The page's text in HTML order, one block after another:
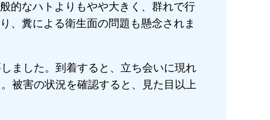
的なハトよりもやや大きく、群れで行
、糞による衛生面の問題も懸念されま
ました。到着すると、立ち会いに現れ
被害の状況を確認すると、見た目以上